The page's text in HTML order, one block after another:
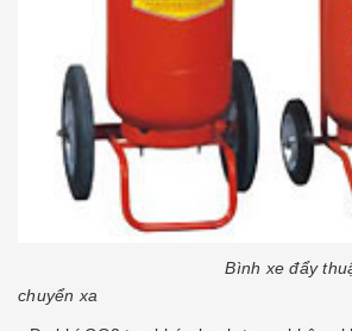
Bình xe đẩy
chuyển xa